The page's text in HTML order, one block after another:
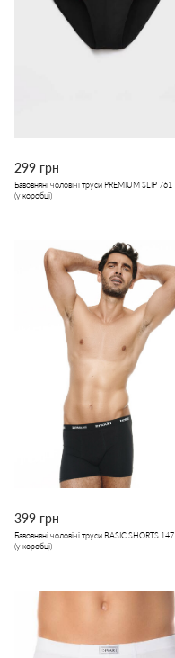
299 грн
Бавовняні чоловічі труси PREMIUM SLIP 761
(у коробці)
399 грн
Бавовняні чоловічі труси BASIC SHORTS 147
(у коробці)